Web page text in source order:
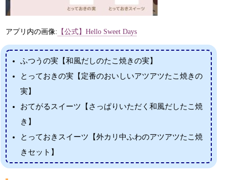
アプリ内の画像: 【公式】Hello Sweet Days
ふつうの実【和風だしのたこ焼きの実】
とっておきの実【定番のおいしいアツアツたこ焼きの
実】
おてがるスイーツ【さっぱりいただく和風だしたこ焼
き】
とっておきスイーツ【外カリ中ふわのアツアツたこ焼
きセット】